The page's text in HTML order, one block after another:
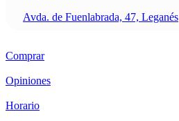
Avda. de Fuenlabrada, 47, Leganés
Comprar
Opiniones
Horario